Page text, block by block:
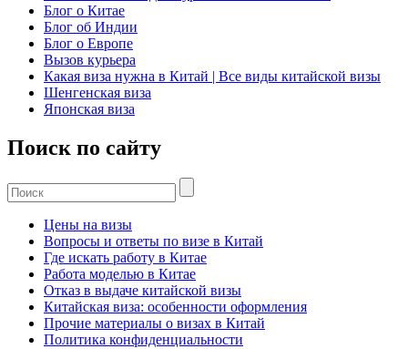
Блог о Китае
Блог об Индии
Блог о Европе
Вызов курьера
Какая виза нужна в Китай | Все виды китайской визы
Шенгенская виза
Японская виза
Поиск по сайту
Цены на визы
Вопросы и ответы по визе в Китай
Где искать работу в Китае
Работа моделью в Китае
Отказ в выдаче китайской визы
Китайская виза: особенности оформления
Прочие материалы о визах в Китай
Политика конфиденциальности